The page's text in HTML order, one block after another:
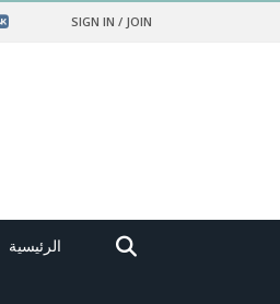
SIGN IN / JOIN
الرئيسية